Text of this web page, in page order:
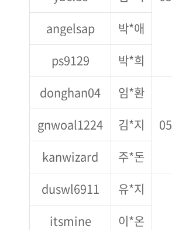
angelsap
박*애
ps9129
박*희
donghan04
임*환
gnwoal1224
김*지
kanwizard
주*돈
duswl6911
유*지
itsmine
이*온